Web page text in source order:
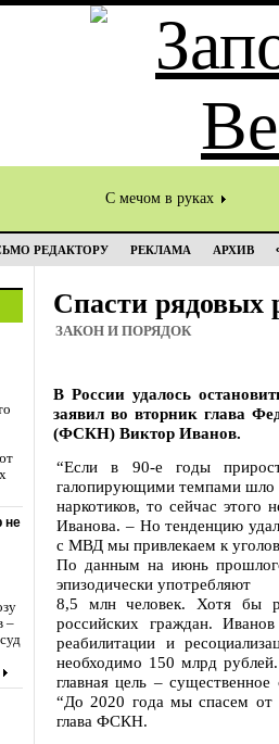
С мечом в руках
РЕДАКТОРУ РЕКЛАМА АРХИВ
не
–
Спасти рядовых
ЗАКОН И ПОРЯДОК
В России удалось
заявил во вторник глава
(ФСКН) Виктор Иванов.
“Если в 90-е годы
галопирующими темпами шло
наркотиков, то сейчас этого
Иванова. – Но тенденцию
с МВД мы привлекаем к
По данным на июнь
эпизодически употребляют
8,5 млн человек. Хотя бы
российских граждан.
реабилитации и
необходимо 150 млрд
главная цель –
“До 2020 года мы спасем от
глава ФСКН.